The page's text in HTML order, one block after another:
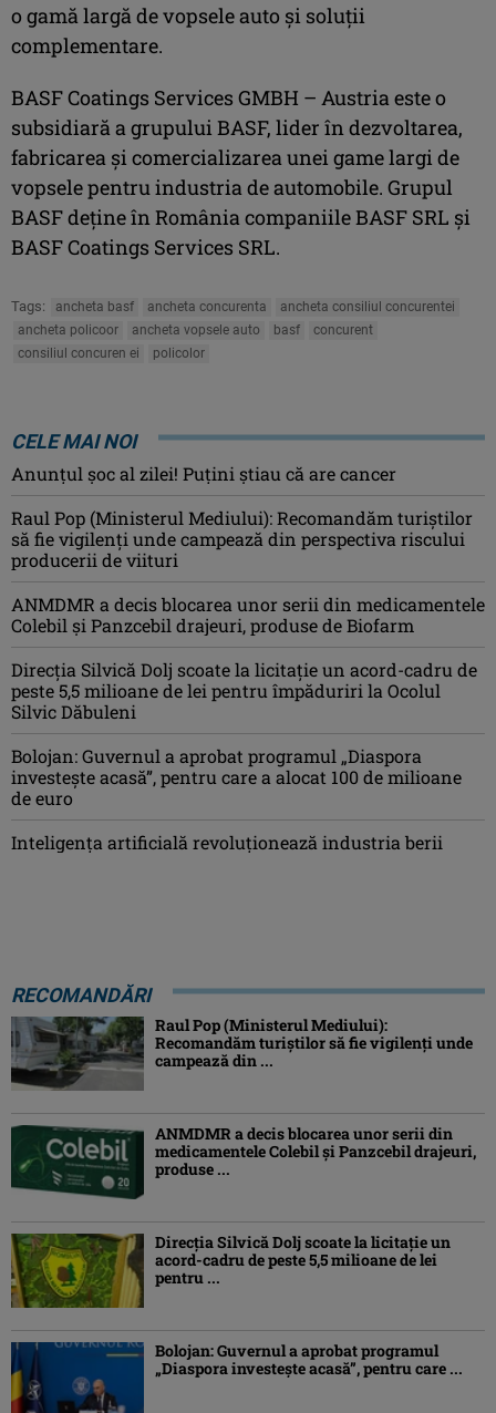
o gamă largă de vopsele auto şi soluţii
complementare.
BASF Coatings Services GMBH – Austria este o
subsidiară a grupului BASF, lider în dezvoltarea,
fabricarea şi comercializarea unei game largi de
vopsele pentru industria de automobile. Grupul
BASF deţine în România companiile BASF SRL şi
BASF Coatings Services SRL.
Tags: ancheta basf ancheta concurenta
ancheta consiliul concurentei
ancheta policoor
ancheta vopsele auto basf
concurent
consiliul concuren ei
policolor
CELE MAI NOI
Anunţul şoc al zilei! Puţini ştiau că are cancer
Raul Pop (Ministerul Mediului): Recomandăm turiştilor
să fie vigilenţi unde campează din perspectiva riscului
producerii de viituri
ANMDMR a decis blocarea unor serii din medicamentele
Colebil și Panzcebil drajeuri, produse de Biofarm
Direcția Silvică Dolj scoate la licitație un acord-cadru de
peste 5,5 milioane de lei pentru împăduriri la Ocolul
Silvic Dăbuleni
Bolojan: Guvernul a aprobat programul „Diaspora
investeşte acasă”, pentru care a alocat 100 de milioane
de euro
Inteligența artificială revoluționează industria berii
RECOMANDĂRI
Raul Pop (Ministerul Mediului):
Recomandăm turiştilor să fie vigilenţi unde
campează din ...
ANMDMR a decis blocarea unor serii din
medicamentele Colebil și Panzcebil drajeuri,
produse ...
Direcția Silvică Dolj scoate la licitație un
acord-cadru de peste 5,5 milioane de lei
pentru ...
Bolojan: Guvernul a aprobat programul
„Diaspora investeşte acasă”, pentru care ...